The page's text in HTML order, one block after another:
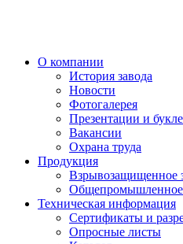
О компании
История завода
Новости
Фотогалерея
Презентации и
Вакансии
Охрана труда
Продукция
Взрывозащищенное
Общепромышленное
Техническая информация
Сертификаты и
Опросные листы